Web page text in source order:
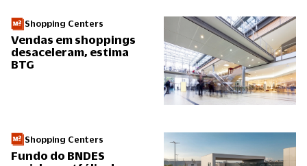
Shopping Centers
Vendas em shoppings
desaceleram, estima
BTG
Shopping Centers
Fundo do BNDES